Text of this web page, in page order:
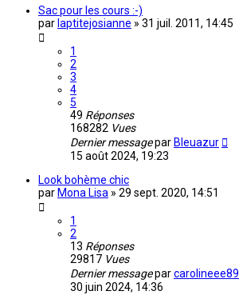
Sac pour les cours :-)
par laptitejosianne » 31 juil. 2011, 14:45
1
2
3
4
5
49 Réponses
168282 Vues
Dernier messagepar Bleuazur
15 août 2024, 19:23
Look bohème chic
par Mona Lisa » 29 sept. 2020, 14:51
1
2
13 Réponses
29817 Vues
Dernier messageparcarolineee89
30 juin 2024, 14:36